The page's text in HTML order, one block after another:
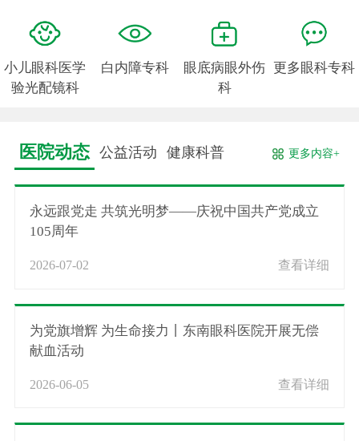
小儿眼科医学
验光配镜科
白内障专科
眼底病眼外伤
科
更多眼科专科
医院动态 公益活动 健康科普 更多内容+
永远跟党走 共筑光明梦——庆祝中国共产党成立
105周年
2026-07-02 查看详细
为党旗增辉 为生命接力丨东南眼科医院开展无偿
献血活动
2026-06-05 查看详细